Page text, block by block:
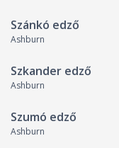
Szánkó edző
Ashburn
Szkander edző
Ashburn
Szumó edző
Ashburn